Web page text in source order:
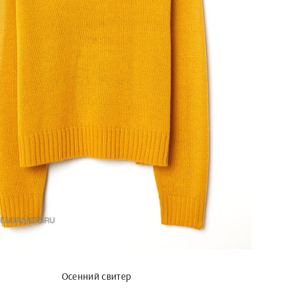
Осенний свитер